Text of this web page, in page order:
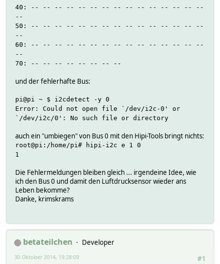
40: -- -- -- -- -- -- -- -- -- -- -- -- -- -- --
--
50: -- -- -- -- -- -- -- -- -- -- -- -- -- -- --
--
60: -- -- -- -- -- -- -- -- -- -- -- -- -- -- --
--
70: -- -- -- -- -- -- -- --
und der fehlerhafte Bus:
pi@pi ~ $ i2cdetect -y 0
Error: Could not open file `/dev/i2c-0' or
`/dev/i2c/0': No such file or directory
auch ein "umbiegen" von Bus 0 mit den Hipi-Tools bringt nichts:
root@pi:/home/pi# hipi-i2c e 1 0
1
Die Fehlermeldungen bleiben gleich ... irgendeine Idee, wie
ich den Bus 0 und damit den Luftdrucksensor wieder ans
Leben bekomme?
Danke, krimskrams
betateilchen
Developer
#1
30 Oktober 2014, 19:28:09